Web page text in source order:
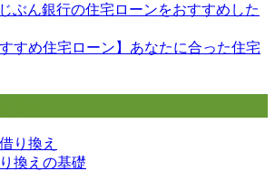
じぶん銀行の住宅ローンをおすすめした
すすめ住宅ローン】あなたに合った住宅
り換え
換えの基礎